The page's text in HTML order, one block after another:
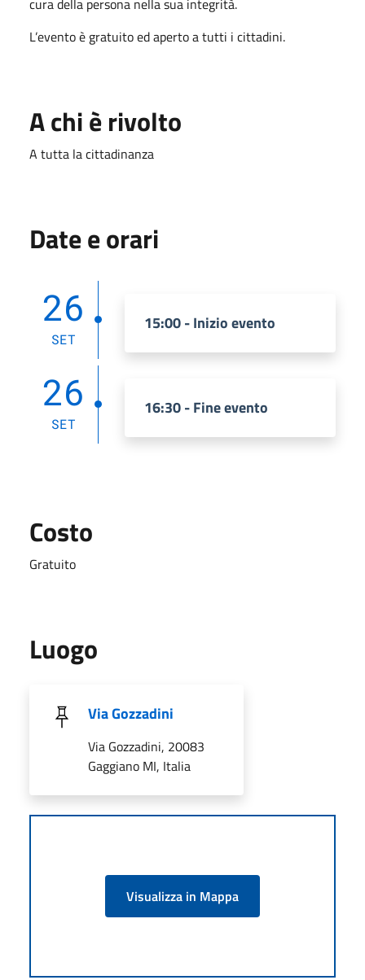
L’evento è gratuito ed aperto a tutti i cittadini.
A chi è rivolto
A tutta la cittadinanza
Date e orari
26
SET
15:00 - Inizio evento
26
SET
16:30 - Fine evento
Costo
Gratuito
Luogo
Via Gozzadini
Via Gozzadini, 20083
Gaggiano MI, Italia
Visualizza in Mappa